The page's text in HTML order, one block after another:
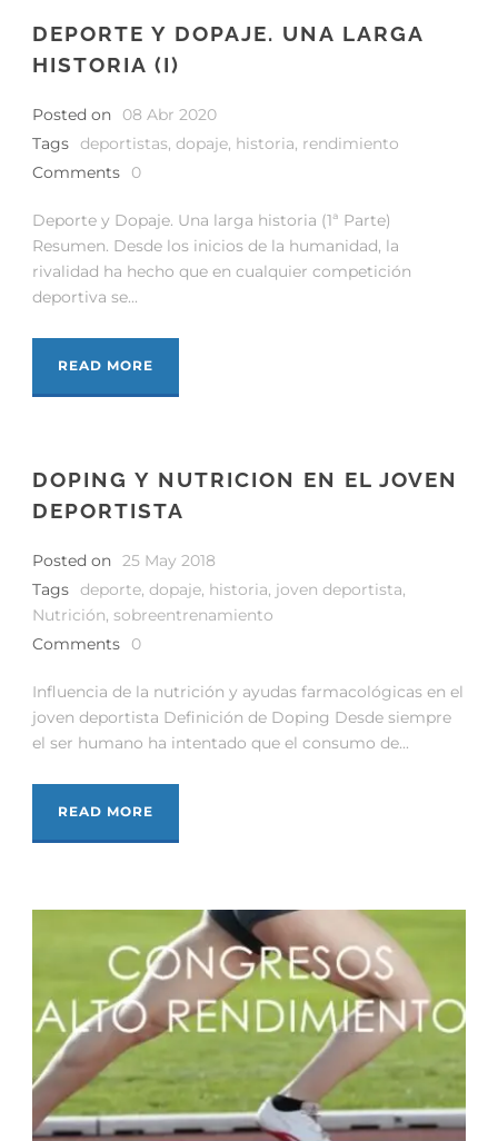
DEPORTE Y DOPAJE. UNA LARGA
HISTORIA (I)
Posted on
08 Abr 2020
Tags deportistas, dopaje, historia, rendimiento
Comments
0
Deporte y Dopaje. Una larga historia (1ª Parte)
Resumen. Desde los inicios de la humanidad, la
rivalidad ha hecho que en cualquier competición
deportiva se...
READ MORE
DOPING Y NUTRICION EN EL JOVEN
DEPORTISTA
Posted on 25 May 2018
Tags deporte, dopaje, historia, joven deportista,
Nutrición, sobreentrenamiento
Comments
0
Influencia de la nutrición y ayudas farmacológicas en el
joven deportista Definición de Doping Desde siempre
el ser humano ha intentado que el consumo de...
READ MORE